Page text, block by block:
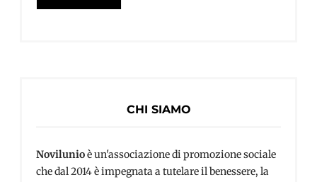
CHI SIAMO
Novilunioè un'associazione di promozione sociale
che dal 2014 è impegnata a tutelare il benessere, la